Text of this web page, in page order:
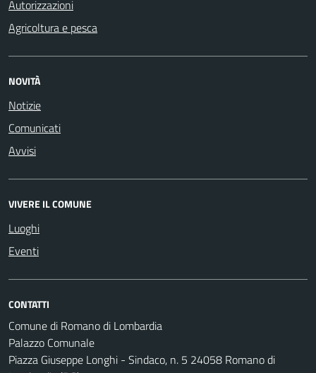
Autorizzazioni
Agricoltura e pesca
NOVITÀ
Notizie
Comunicati
Avvisi
VIVERE IL COMUNE
Luoghi
Eventi
CONTATTI
Comune di Romano di Lombardia
Palazzo Comunale
Piazza Giuseppe Longhi - Sindaco, n. 5 24058 Romano di